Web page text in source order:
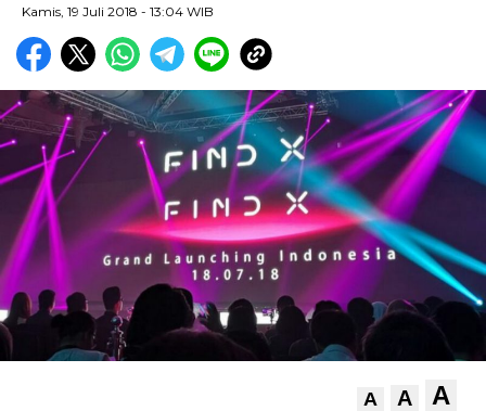
Kamis, 19 Juli 2018 - 13:04 WIB
A A A